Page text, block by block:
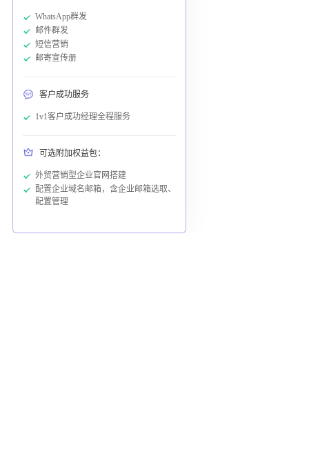
WhatsApp群发
邮件群发
短信营销
邮寄宣传册
客户成功服务
1v1客户成功经理全程服务
可选附加权益包：
外贸营销型企业官网搭建
配置企业域名邮箱，含企业邮箱选取、
配置管理